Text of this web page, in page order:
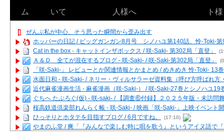
ム
いて
人様へ
ト様
ぜんぶ私が中心、そう思った瞬間から歪み出す
ホッパーの日記 / ビッグガンガン8月号 シノハユ第140話、怜-Toki-第
Cat in the box - キャットインザボックス / 咲-Saki- 第302局「直登」
Ａ＆Ｄ 全てが混在するブログ - 咲-Saki- / 咲-Saki-第302局「直登」
「咲-Saki-」 レビューとか関連情報とかまとめ / めきめき 怜-Toki- 13
水面日和 - 咲-Saki- / ネリー・ヴィルサラーゼ資料集（呼び方呼ばれ方
近代麻雀漫画生活 - 麻雀漫画（咲-Saki-） / 咲-Saki-27巻とシノハユ
ぐちへ たぶろぐ(仮) - 咲-saki- / 【調査⑥付録】２０２５年版・未訪問
桜高鉄道倶楽部れんらく帳 - 咲-Saki- / 映画「咲-Saki-」上映イベント
ひっそりとホタテを目指すブログ / 6月ですね。
(17:10)
やまのふ堂 / 爽「『みんなで楽しむ時に唄を歌う』というアイヌ語で